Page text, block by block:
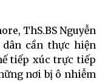
ThS.BS Nguyễn
cần thực hiện
tiếp xúc trực tiếp
nơi bị ô nhiễm